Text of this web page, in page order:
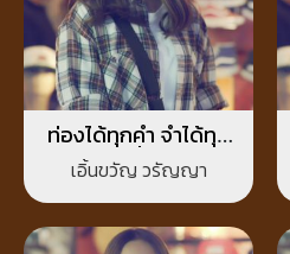
ท่องได้ทุกคำ จำได้ทุก
ครั้ง
เอิ้นขวัญ วรัญญา